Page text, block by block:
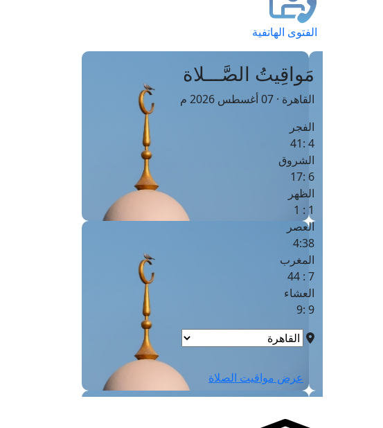
الفتوى الهاتفية
مَواقِيتُ الصَّـــلاة
القاهرة · 07 أغسطس 2026 م
الفجر
4 :41
الشروق
6 :17
الظهر
1 : 1
العصر
4:38
المغرب
7 : 44
العشاء
9 :9
عرض مواقيت الصلاة